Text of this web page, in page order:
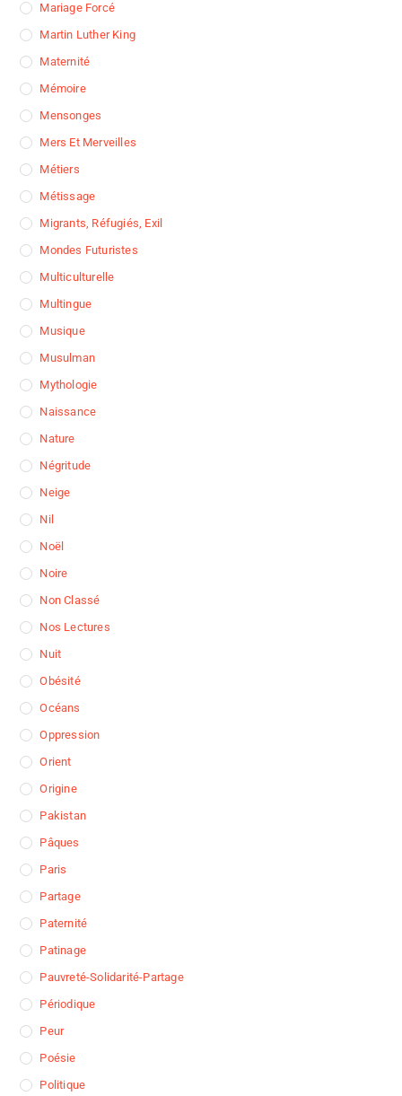
Mariage Forcé
Martin Luther King
Maternité
Mémoire
Mensonges
Mers Et Merveilles
Métiers
Métissage
Migrants, Réfugiés, Exil
Mondes Futuristes
Multiculturelle
Multingue
Musique
Musulman
Mythologie
Naissance
Nature
Négritude
Neige
Nil
Noël
Noire
Non Classé
Nos Lectures
Nuit
Obésité
Océans
Oppression
Orient
Origine
Pakistan
Pâques
Paris
Partage
Paternité
Patinage
Pauvreté-Solidarité-Partage
Périodique
Peur
Poésie
Politique